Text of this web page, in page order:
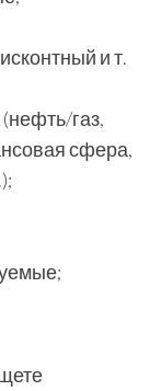
и т.
газ,
сфера,